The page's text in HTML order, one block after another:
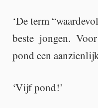
‘De term
beste jon­gen.
pond een
‘Vijf pond!’